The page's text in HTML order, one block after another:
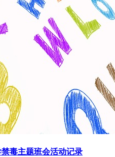
毒主题班会活动记录